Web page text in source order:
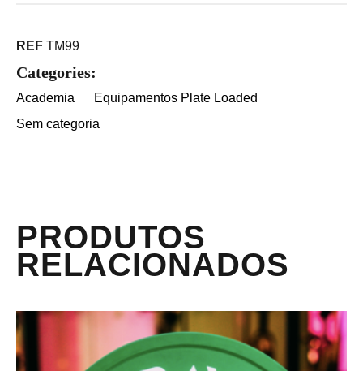
REF TM99
Categories:
Academia
Equipamentos Plate Loaded
Sem categoria
PRODUTOS
RELACIONADOS